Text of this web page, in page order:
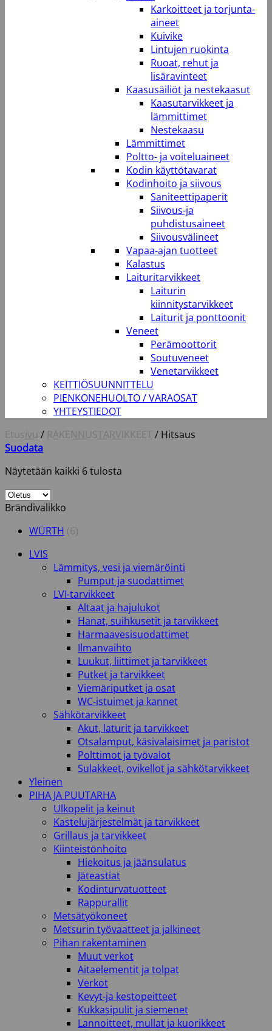
Karkoitteet ja torjunta-
aineet
Kuivike
Lintujen ruokinta
Ruoat, rehut ja
lisäravinteet
Kaasusäiliöt ja nestekaasut
Kaasutarvikkeet ja
lämmittimet
Nestekaasu
Lämmittimet
Poltto- ja voiteluaineet
Kodin käyttötavarat
Kodinhoito ja siivous
Saniteettipaperit
Siivous-ja
puhdistusaineet
Siivousvälineet
Vapaa-ajan tuotteet
Kalastus
Laituritarvikkeet
Laiturin
kiinnitystarvikkeet
Laiturit ja ponttoonit
Veneet
Perämoottorit
Soutuveneet
Venetarvikkeet
KEITTIÖSUUNNITTELU
PIENKONEHUOLTO / VARAOSAT
YHTEYSTIEDOT
Etusivu / RAKENNUSTARVIKKEET / Hitsaus
Suodata
Näytetään kaikki 6 tulosta
Brändivalikko
WÜRTH (6)
LVIS
Lämmitys, vesi ja viemäröinti
Pumput ja suodattimet
LVI-tarvikkeet
Altaat ja hajulukot
Hanat, suihkusetit ja tarvikkeet
Harmaavesisuodattimet
Ilmanvaihto
Luukut, liittimet ja tarvikkeet
Putket ja tarvikkeet
Viemäriputket ja osat
WC-istuimet ja kannet
Sähkötarvikkeet
Akut, laturit ja tarvikkeet
Otsalamput, käsivalaisimet ja paristot
Polttimot ja työvalot
Sulakkeet, ovikellot ja sähkötarvikkeet
Yleinen
PIHA JA PUUTARHA
Ulkopelit ja keinut
Kastelujärjestelmät ja tarvikkeet
Grillaus ja tarvikkeet
Kiinteistönhoito
Hiekoitus ja jäänsulatus
Jäteastiat
Kodinturvatuotteet
Rappurallit
Metsätyökoneet
Metsurin työvaatteet ja jalkineet
Pihan rakentaminen
Muut verkot
Aitaelementit ja tolpat
Verkot
Kevyt-ja kestopeitteet
Kukkasipulit ja siemenet
Lannoitteet, mullat ja kuorikkeet